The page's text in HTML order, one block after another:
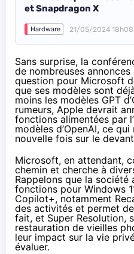
et Snapdragon X
Hardware 21/05/2024 18h08
Sans surprise, la
de nombreuses
question pour Microsoft
que ses modèles sont
moins les modèles GPT
rumeurs, Apple devrait
fonctions alimentées par
modèles d’OpenAI, ce
nouvelle fois sur le
Microsoft, en attendant,
chemin et cherche à
Rappelons que la société
fonctions pour Windows
Copilot+, notamment
des activités et permet
fait, et Super Resolution,
restauration de vieilles
leur impact sur la vie
évaluer.